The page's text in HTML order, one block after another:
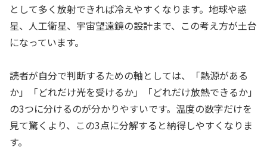
として多く放射できれば冷えやすくなります。地球や惑
星、人工衛星、宇宙望遠鏡の設計まで、この考え方が土台
になっています。
読者が自分で判断するための軸としては、「熱源がある
か」「どれだけ光を受けるか」「どれだけ放熱できるか」
の3つに分けるのが分かりやすいです。温度の数字だけを
見て驚くより、この3点に分解すると納得しやすくなりま
す。